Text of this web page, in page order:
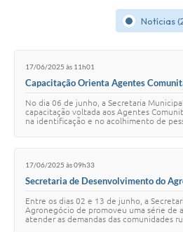
Notícias
17/06/2025 às 11h01
Capacitação Orienta Agentes
No dia 06 de junho, a Secretaria
capacitação voltada aos Agentes
na identificação e no acolhimento de
17/06/2025 às 09h33
Secretaria de Desenvolvimento do
Entre os dias 02 e 13 de junho, a
Agronegócio de promoveu uma série de
atender as demandas das comunidades